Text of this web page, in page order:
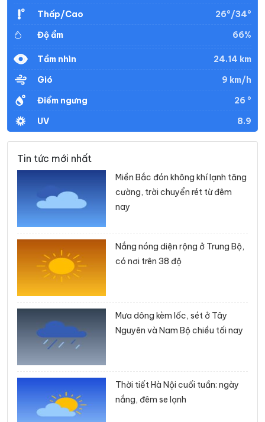
Thấp/Cao
26°/34°
Độ ẩm
66%
Tầm nhìn
24.14 km
Gió
9 km/h
Điểm ngưng
26 °
UV
8.9
Tin tức mới nhất
Miền Bắc đón không khí lạnh tăng
cường, trời chuyển rét từ đêm
nay
Nắng nóng diện rộng ở Trung Bộ,
có nơi trên 38 độ
Mưa dông kèm lốc, sét ở Tây
Nguyên và Nam Bộ chiều tối nay
Thời tiết Hà Nội cuối tuần: ngày
nắng, đêm se lạnh